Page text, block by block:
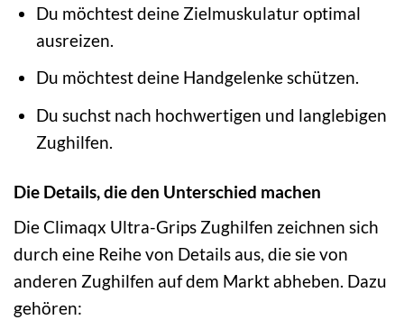
Du möchtest deine Zielmuskulatur optimal
ausreizen.
Du möchtest deine Handgelenke schützen.
Du suchst nach hochwertigen und langlebigen
Zughilfen.
Die Details, die den Unterschied machen
Die Climaqx Ultra-Grips Zughilfen zeichnen sich
durch eine Reihe von Details aus, die sie von
anderen Zughilfen auf dem Markt abheben. Dazu
gehören: